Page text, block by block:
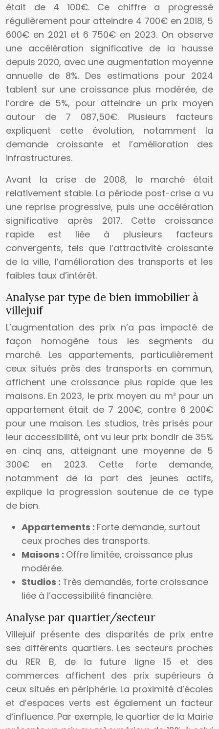
était de 4 100€. Ce chiffre a progressé
régulièrement pour atteindre 4 700€ en 2018, 5
600€ en 2021 et 6 750€ en 2023. On observe
une accélération significative de la hausse
depuis 2020, avec une augmentation moyenne
annuelle de 8%. Des estimations pour 2024
tablent sur une croissance plus modérée, de
l’ordre de 5%, pour atteindre un prix moyen
autour de 7 087,50€. Plusieurs facteurs
expliquent cette évolution, notamment la
demande croissante et l’amélioration des
infrastructures.
Avant la crise de 2008, le marché était
relativement stable. La période post-crise a vu
une reprise progressive, puis une accélération
significative après 2017. Cette croissance
rapide est liée à plusieurs facteurs
convergents, tels que l’attractivité croissante
de la ville, l’amélioration des transports et les
faibles taux d’intérêt.
Analyse par type de bien immobilier à
villejuif
L’augmentation des prix n’a pas impacté de
façon homogène tous les segments du
marché. Les appartements, particulièrement
ceux situés près des transports en commun,
affichent une croissance plus rapide que les
maisons. En 2023, le prix moyen au m² pour un
appartement était de 7 200€, contre 6 200€
pour une maison. Les studios, très prisés pour
leur accessibilité, ont vu leur prix bondir de 35%
en cinq ans, atteignant une moyenne de 5
300€ en 2023. Cette forte demande,
notamment de la part des jeunes actifs,
explique la progression soutenue de ce type
de bien.
Appartements : Forte demande, surtout
ceux proches des transports.
Maisons : Offre limitée, croissance plus
modérée.
Studios : Très demandés, forte croissance
liée à l’accessibilité financière.
Analyse par quartier/secteur
Villejuif présente des disparités de prix entre
ses différents quartiers. Les secteurs proches
du RER B, de la future ligne 15 et des
commerces affichent des prix supérieurs à
ceux situés en périphérie. La proximité d’écoles
et d’espaces verts est également un facteur
d’influence. Par exemple, le quartier de la Mairie